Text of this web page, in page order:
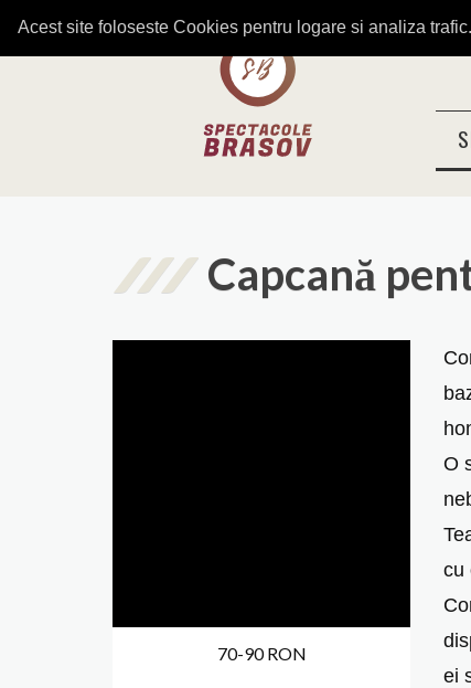
Acest site foloseste Cookies pentru logare si analiza trafic.
Capcană
70-90 RON
O
cu
ei